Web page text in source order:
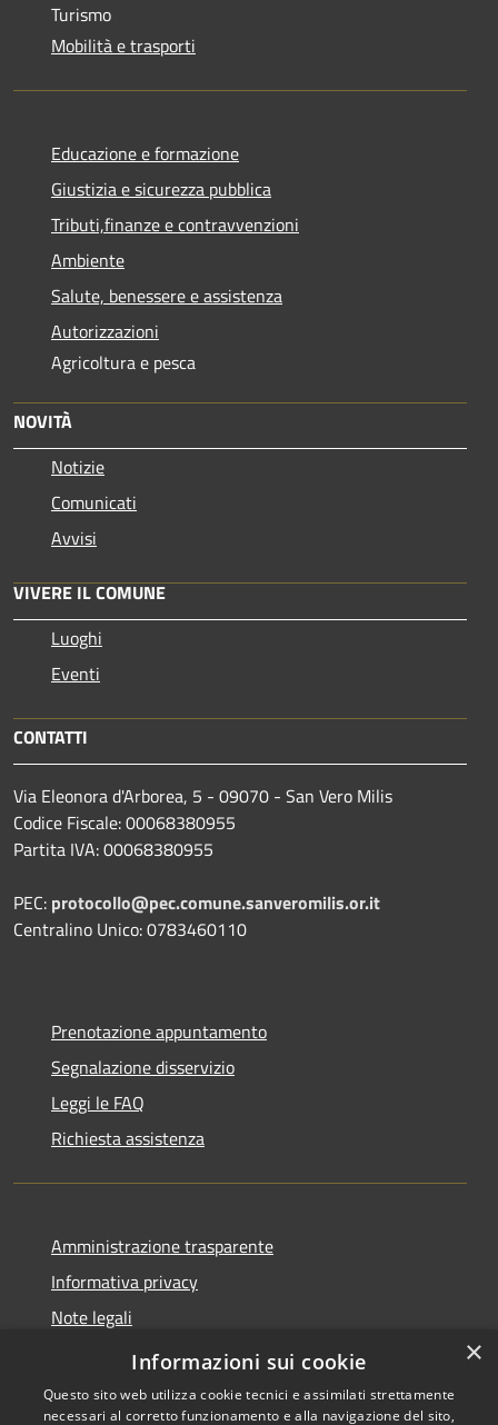
Turismo
Mobilità e trasporti
Educazione e formazione
Giustizia e sicurezza pubblica
Tributi,finanze e contravvenzioni
Ambiente
Salute, benessere e assistenza
Autorizzazioni
Agricoltura e pesca
NOVITÀ
Notizie
Comunicati
Avvisi
VIVERE IL COMUNE
Luoghi
Eventi
CONTATTI
Via Eleonora d'Arborea, 5 - 09070 - San Vero Milis
Codice Fiscale: 00068380955
Partita IVA: 00068380955
PEC: protocollo@pec.comune.sanveromilis.or.it
Centralino Unico: 0783460110
Prenotazione appuntamento
Segnalazione disservizio
Leggi le FAQ
Richiesta assistenza
Amministrazione trasparente
Informativa privacy
Note legali
Dichiarazione di accessibilità
×
Informazioni sui cookie
Questo sito web utilizza cookie tecnici e assimilati strettamente
necessari al corretto funzionamento e alla navigazione del sito,